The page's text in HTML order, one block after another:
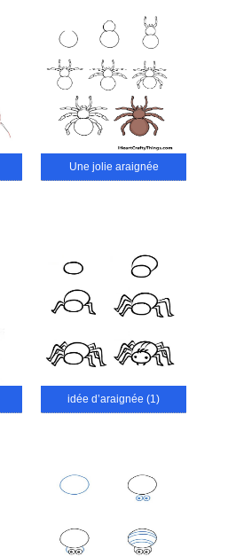
Une jolie araignée
idée d’araignée (1)